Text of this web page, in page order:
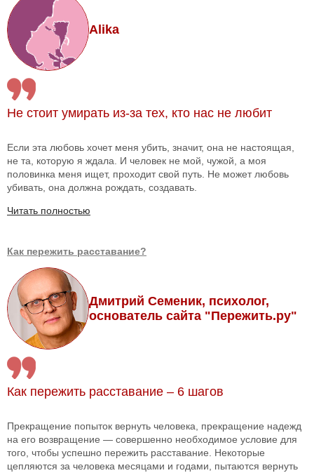
Alika
Не стоит умирать из-за тех, кто нас не любит
Если эта любовь хочет меня убить, значит, она не настоящая,
не та, которую я ждала. И человек не мой, чужой, а моя
половинка меня ищет, проходит свой путь. Не может любовь
убивать, она должна рождать, создавать.
Читать полностью
Как пережить расставание?
Дмитрий Семеник, психолог,
основатель сайта "Пережить.ру"
Как пережить расставание – 6 шагов
Прекращение попыток вернуть человека, прекращение надежд
на его возвращение — совершенно необходимое условие для
того, чтобы успешно пережить расставание. Некоторые
цепляются за человека месяцами и годами, пытаются вернуть